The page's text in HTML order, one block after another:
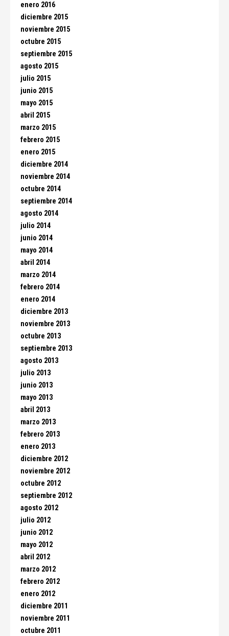
enero 2016
diciembre 2015
noviembre 2015
octubre 2015
septiembre 2015
agosto 2015
julio 2015
junio 2015
mayo 2015
abril 2015
marzo 2015
febrero 2015
enero 2015
diciembre 2014
noviembre 2014
octubre 2014
septiembre 2014
agosto 2014
julio 2014
junio 2014
mayo 2014
abril 2014
marzo 2014
febrero 2014
enero 2014
diciembre 2013
noviembre 2013
octubre 2013
septiembre 2013
agosto 2013
julio 2013
junio 2013
mayo 2013
abril 2013
marzo 2013
febrero 2013
enero 2013
diciembre 2012
noviembre 2012
octubre 2012
septiembre 2012
agosto 2012
julio 2012
junio 2012
mayo 2012
abril 2012
marzo 2012
febrero 2012
enero 2012
diciembre 2011
noviembre 2011
octubre 2011